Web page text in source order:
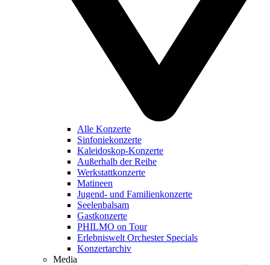
Alle Konzerte
Sinfoniekonzerte
Kaleidoskop-Konzerte
Außerhalb der Reihe
Werkstattkonzerte
Matineen
Jugend- und Familienkonzerte
Seelenbalsam
Gastkonzerte
PHILMO on Tour
Erlebniswelt Orchester Specials
Konzertarchiv
Media